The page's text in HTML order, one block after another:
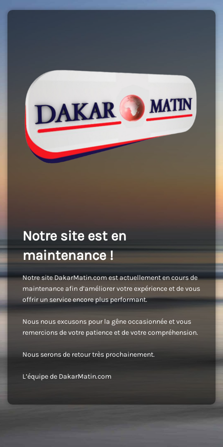
Notre site est en
maintenance !
Notre site DakarMatin.com est actuellement en cours de
maintenance afin d’améliorer votre expérience et de vous
offrir un service encore plus performant.
Nous nous excusons pour la gêne occasionnée et vous
remercions de votre patience et de votre compréhension.
Nous serons de retour très prochainement.
L’équipe de DakarMatin.com